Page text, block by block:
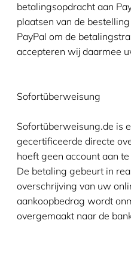
betalingsopdracht aan
plaatsen van de
PayPal om de
accepteren wij daarmee
Sofortüberweisung
Sofortüberweisung.de is
gecertificeerde directe
hoeft geen account aan
De betaling gebeurt in
overschrijving van uw
aankoopbedrag wordt
overgemaakt naar de